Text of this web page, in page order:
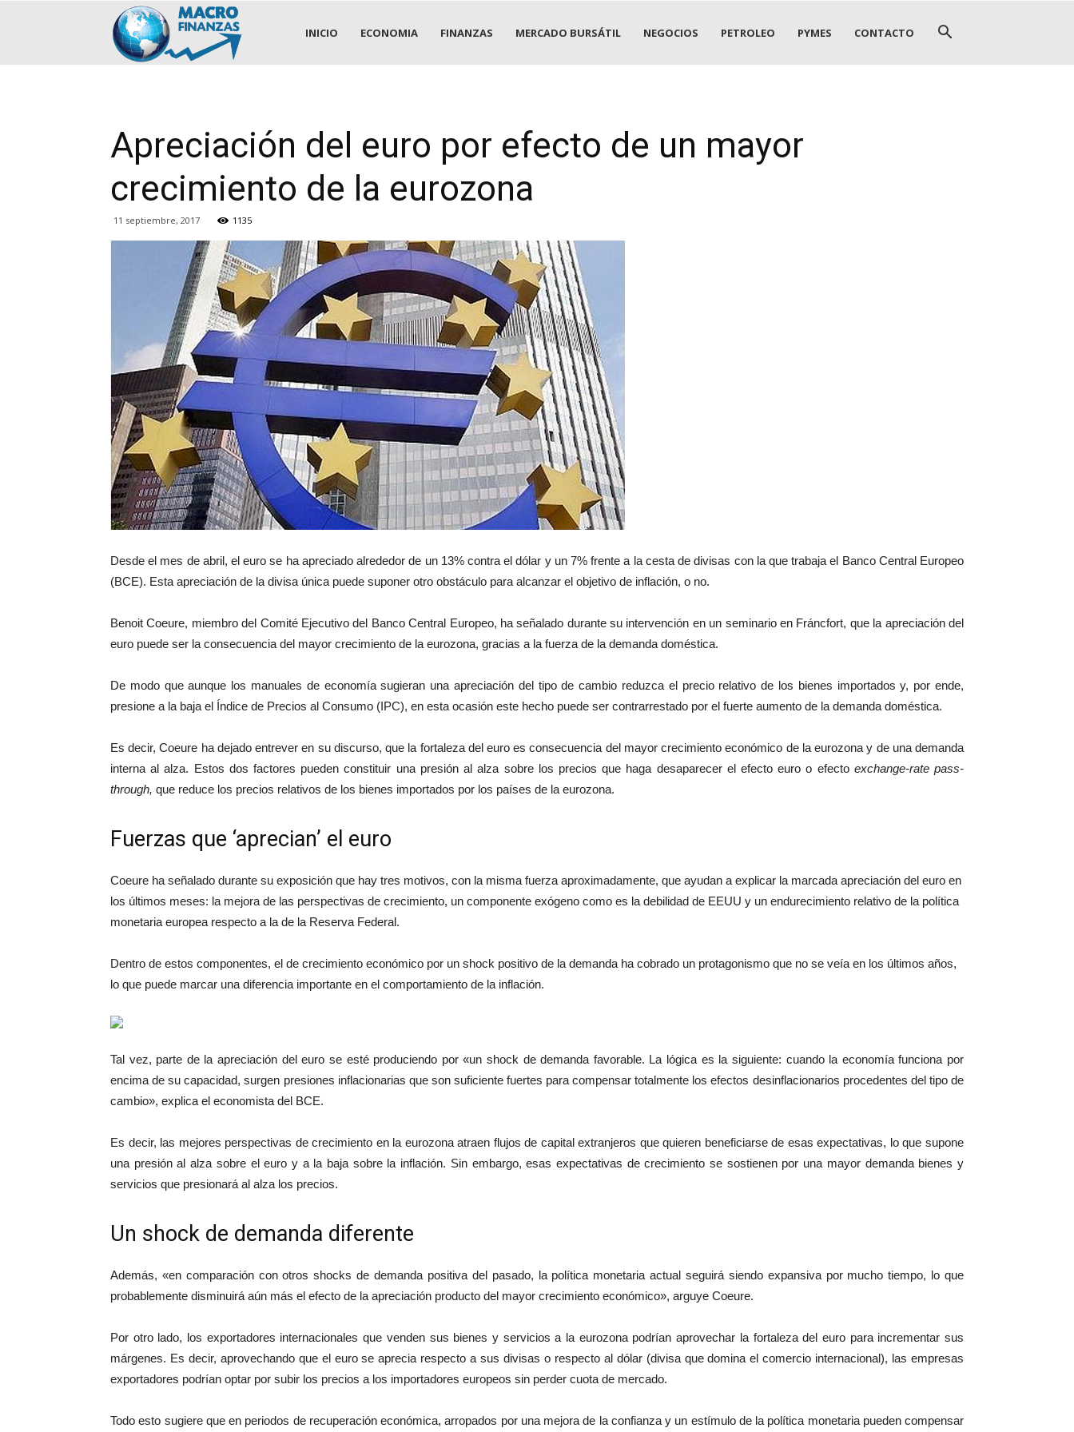
.::MACROFINANZAS::.
INICIO ECONOMIA FINANZAS MERCADO BURSÁTIL NEGOCIOS PETROLEO PYMES CONTACTO
Apreciación del euro por efecto de un mayor
crecimiento de la eurozona
11 septiembre, 2017 1135
Desde el mes de abril, el euro se ha apreciado alrededor de un 13% contra el dólar y un 7% frente a la cesta de divisas con la que trabaja el Banco Central Europeo
(BCE). Esta apreciación de la divisa única puede suponer otro obstáculo para alcanzar el objetivo de inflación, o no.
Benoit Coeure, miembro del Comité Ejecutivo del Banco Central Europeo, ha señalado durante su intervención en un seminario en Fráncfort, que la apreciación del
euro puede ser la consecuencia del mayor crecimiento de la eurozona, gracias a la fuerza de la demanda doméstica.
De modo que aunque los manuales de economía sugieran una apreciación del tipo de cambio reduzca el precio relativo de los bienes importados y, por ende,
presione a la baja el Índice de Precios al Consumo (IPC), en esta ocasión este hecho puede ser contrarrestado por el fuerte aumento de la demanda doméstica.
Es decir, Coeure ha dejado entrever en su discurso, que la fortaleza del euro es consecuencia del mayor crecimiento económico de la eurozona y de una demanda
interna al alza. Estos dos factores pueden constituir una presión al alza sobre los precios que haga desaparecer el efecto euro o efecto exchange-rate pass-
through, que reduce los precios relativos de los bienes importados por los países de la eurozona.
Fuerzas que ‘aprecian’ el euro
Coeure ha señalado durante su exposición que hay tres motivos, con la misma fuerza aproximadamente, que ayudan a explicar la marcada apreciación del euro en
los últimos meses: la mejora de las perspectivas de crecimiento, un componente exógeno como es la debilidad de EEUU y un endurecimiento relativo de la política
monetaria europea respecto a la de la Reserva Federal.
Dentro de estos componentes, el de crecimiento económico por un shock positivo de la demanda ha cobrado un protagonismo que no se veía en los últimos años,
lo que puede marcar una diferencia importante en el comportamiento de la inflación.
Tal vez, parte de la apreciación del euro se esté produciendo por «un shock de demanda favorable. La lógica es la siguiente: cuando la economía funciona por
encima de su capacidad, surgen presiones inflacionarias que son suficiente fuertes para compensar totalmente los efectos desinflacionarios procedentes del tipo de
cambio», explica el economista del BCE.
Es decir, las mejores perspectivas de crecimiento en la eurozona atraen flujos de capital extranjeros que quieren beneficiarse de esas expectativas, lo que supone
una presión al alza sobre el euro y a la baja sobre la inflación. Sin embargo, esas expectativas de crecimiento se sostienen por una mayor demanda bienes y
servicios que presionará al alza los precios.
Un shock de demanda diferente
Además, «en comparación con otros shocks de demanda positiva del pasado, la política monetaria actual seguirá siendo expansiva por mucho tiempo, lo que
probablemente disminuirá aún más el efecto de la apreciación producto del mayor crecimiento económico», arguye Coeure.
Por otro lado, los exportadores internacionales que venden sus bienes y servicios a la eurozona podrían aprovechar la fortaleza del euro para incrementar sus
márgenes. Es decir, aprovechando que el euro se aprecia respecto a sus divisas o respecto al dólar (divisa que domina el comercio internacional), las empresas
exportadores podrían optar por subir los precios a los importadores europeos sin perder cuota de mercado.
Todo esto sugiere que en periodos de recuperación económica, arropados por una mejora de la confianza y un estímulo de la política monetaria pueden compensar